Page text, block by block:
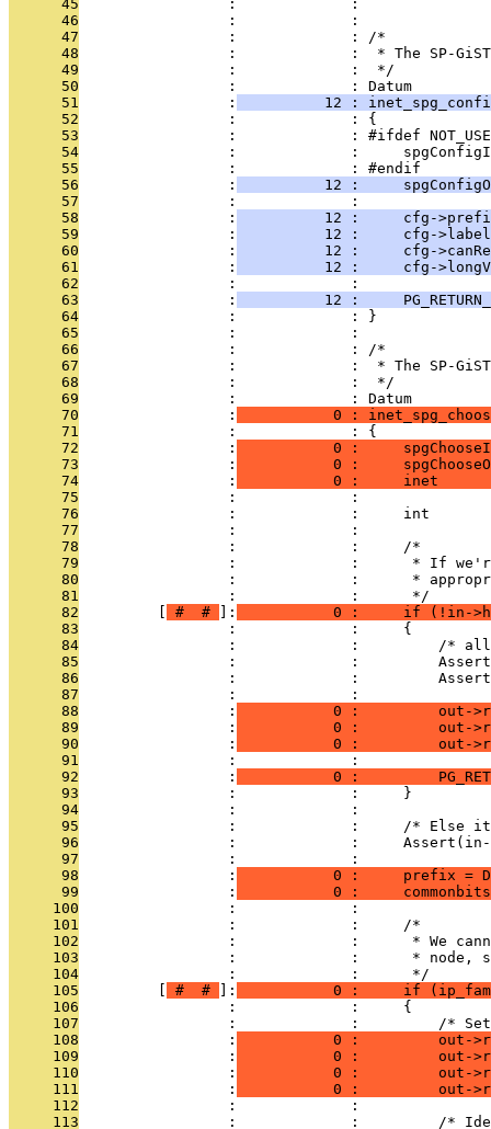
      45
:             :
      46
                 :             :
      47
                 :             : /*
      48
:             :  * The SP-
      49
                 :             :  */
      50
                 :             : Datum
      51
                 :
12 :
      52
                 :             : {
      53
:             : #ifdef
      54
:             :
      55
                 :             : #endif
      56
                 :
12 :
      57
                 :             :
      58
                 :
12 :     cfg-
      59
                 :
12 :     cfg-
      60
                 :
12 :     cfg-
      61
                 :
12 :     cfg-
      62
                 :             :
      63
                 :
12 :
      64
                 :             : }
      65
                 :             :
      66
                 :             : /*
      67
:             :  * The SP-
      68
                 :             :  */
      69
                 :             : Datum
      70
                 :
0 :
      71
                 :             : {
      72
                 :
0 :
      73
                 :
0 :
      74
                 :
0 :     inet
      75
:             :
      76
:             :     int
      77
                 :             :
      78
                 :             :     /*
      79
:             :      * If
      80
:             :      *
      81
                 :             :      */
      82
# # ]:
0 :     if (!in-
      83
                 :             :     {
      84
:             :         /*
      85
:             :
      86
:             :
      87
                 :             :
      88
                 :
0 :         out-
      89
                 :
0 :         out-
      90
                 :
0 :         out-
      91
                 :             :
      92
                 :
0 :
      93
                 :             :     }
      94
                 :             :
      95
:             :     /* Else
      96
:             :
      97
                 :             :
      98
                 :
0 :     prefix =
      99
                 :
0 :
     100
                 :             :
     101
                 :             :     /*
     102
:             :      * We
     103
:             :      * node,
     104
                 :             :      */
     105
# # ]:
0 :     if
     106
                 :             :     {
     107
:             :         /*
     108
                 :
0 :         out-
     109
                 :
0 :         out-
     110
                 :
0 :         out-
     111
                 :
0 :         out-
     112
                 :             :
     113
:             :         /*